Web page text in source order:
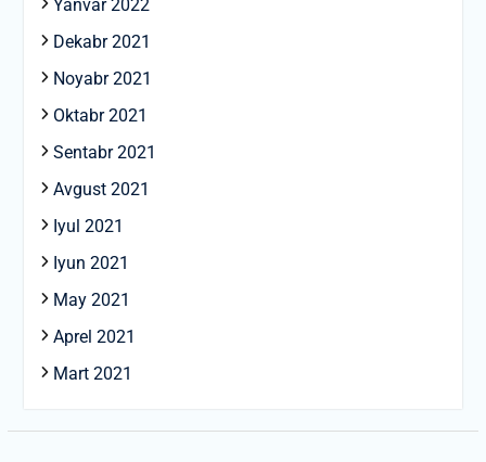
Yanvar 2022
Dekabr 2021
Noyabr 2021
Oktabr 2021
Sentabr 2021
Avgust 2021
Iyul 2021
Iyun 2021
May 2021
Aprel 2021
Mart 2021